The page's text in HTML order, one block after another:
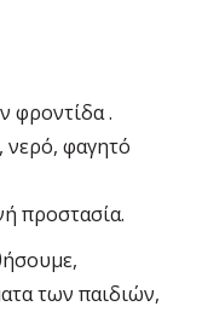
φροντίδα .
νερό, φαγητό
προστασία.
των παιδιών,